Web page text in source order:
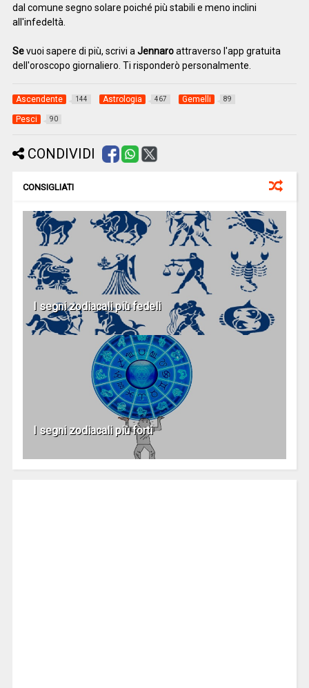
dal comune segno solare poiché più stabili e meno inclini
all'infedeltà.
Sevuoi sapere di più, scrivi a Jennaroattraverso l'app gratuita
dell'oroscopo giornaliero. Ti risponderò personalmente.
Ascendente 144 Astrologia 467 Gemelli 89
Pesci 90
CONDIVIDI
CONSIGLIATI
I segni zodiacali più fedeli
I segni zodiacali più forti